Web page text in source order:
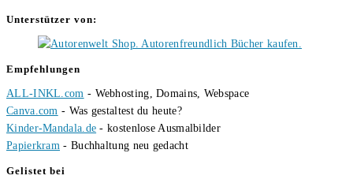
Unterstützer von:
Empfehlungen
ALL-INKL.com - Webhosting, Domains, Webspace
Canva.com - Was gestaltest du heute?
Kinder-Mandala.de - kostenlose Ausmalbilder
Papierkram - Buchhaltung neu gedacht
Gelistet bei